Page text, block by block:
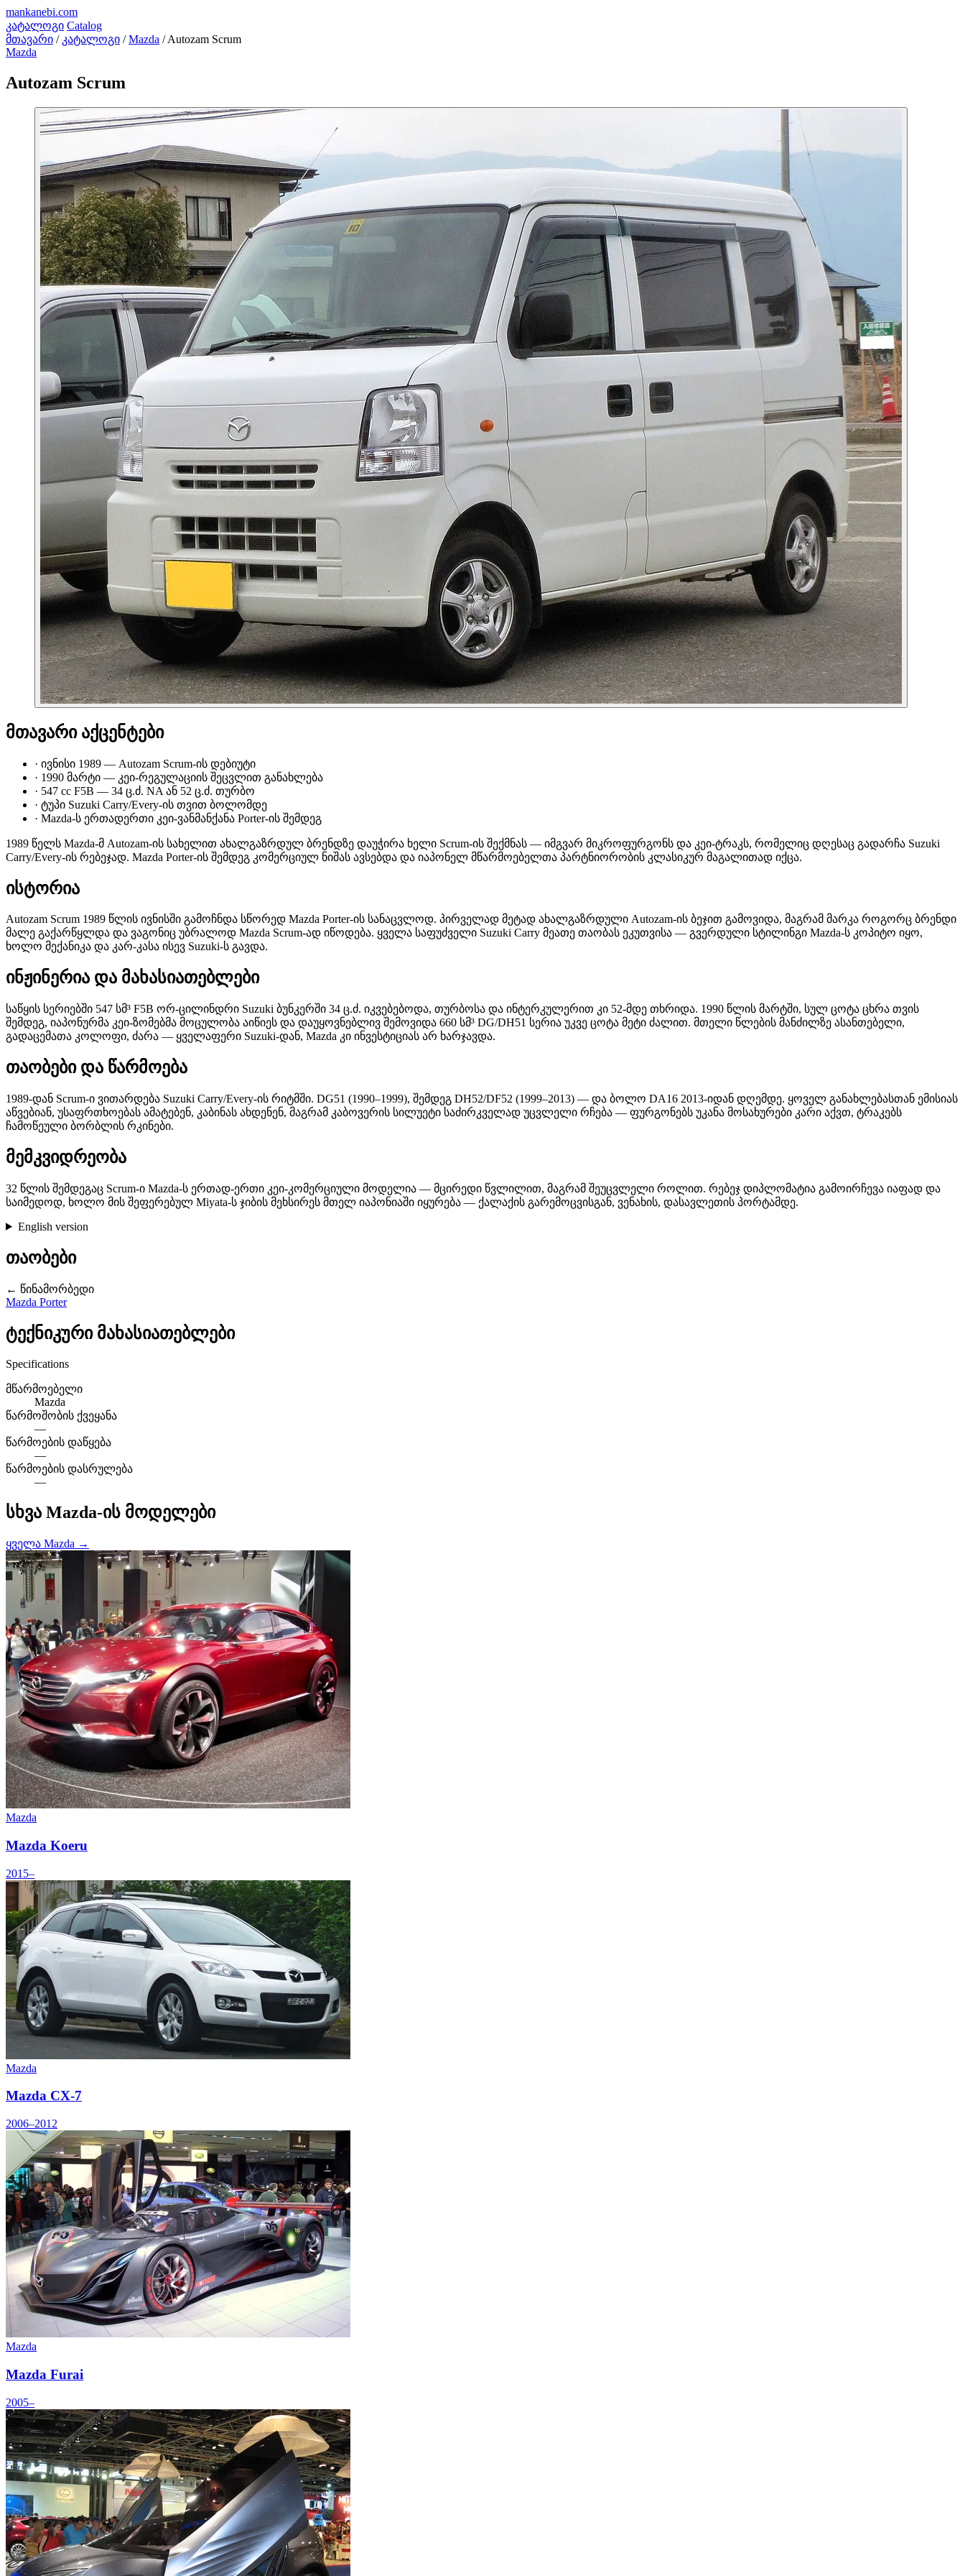
mankanebi.com
კატალოგი Catalog
მთავარი / კატალოგი / Mazda / Autozam Scrum
Mazda
Autozam Scrum
მთავარი აქცენტები
· ივნისი 1989 — Autozam Scrum-ის დებიუტი
· 1990 მარტი — კეი-რეგულაციის შეცვლით განახლება
· 547 сс F5B — 34 ც.ძ. NA ან 52 ც.ძ. თურბო
· ტუპი Suzuki Carry/Every-ის თვით ბოლომდე
· Mazda-ს ერთადერთი კეი-ვანმანქანა Porter-ის შემდეგ
1989 წელს Mazda-მ Autozam-ის სახელით ახალგაზრდულ ბრენდზე დაუჭირა ხელი Scrum-ის შექმნას — იმგვარ მიკროფურგონს და კეი-ტრაკს, რომელიც დღესაც გადარჩა Suzuki
Carry/Every-ის რებეჯად. Mazda Porter-ის შემდეგ კომერციულ ნიშას ავსებდა და იაპონელ მწარმოებელთა პარტნიორობის კლასიკურ მაგალითად იქცა.
ისტორია
Autozam Scrum 1989 წლის ივნისში გამოჩნდა სწორედ Mazda Porter-ის სანაცვლოდ. პირველად მეტად ახალგაზრდული Autozam-ის ბეჯით გამოვიდა, მაგრამ მარკა როგორც ბრენდი
მალე გაქარწყლდა და ვაგონიც უბრალოდ Mazda Scrum-ად იწოდება. ყველა საფუძველი Suzuki Carry მეათე თაობას ეკუთვისა — გვერდული სტილინგი Mazda-ს კოპიტო იყო,
ხოლო მექანიკა და კარ-კასა ისევ Suzuki-ს გავდა.
ინჟინერია და მახასიათებლები
საწყის სერიებში 547 სმ³ F5B ორ-ცილინდრი Suzuki ბუნკერში 34 ც.ძ. იკვებებოდა, თურბოსა და ინტერკულერით კი 52-მდე თხრიდა. 1990 წლის მარტში, სულ ცოტა ცხრა თვის
შემდეგ, იაპონურმა კეი-ზომებმა მოცულობა აიწიეს და დაუყოვნებლივ შემოვიდა 660 სმ³ DG/DH51 სერია უკვე ცოტა მეტი ძალით. მთელი წლების მანძილზე ასანთებელი,
გადაცემათა კოლოფი, ძარა — ყველაფერი Suzuki-დან, Mazda კი ინვესტიციას არ ხარჯავდა.
თაობები და წარმოება
1989-დან Scrum-ი ვითარდება Suzuki Carry/Every-ის რიტმში. DG51 (1990–1999), შემდეგ DH52/DF52 (1999–2013) — და ბოლო DA16 2013-იდან დღემდე. ყოველ განახლებასთან ემისიას
აწვებიან, უსაფრთხოებას ამატებენ, კაბინას ახდენენ, მაგრამ კაბოვერის სილუეტი საძირკველად უცვლელი რჩება — ფურგონებს უკანა მოსახურები კარი აქვთ, ტრაკებს
ჩამოწეული ბორბლის რკინები.
მემკვიდრეობა
32 წლის შემდეგაც Scrum-ი Mazda-ს ერთად-ერთი კეი-კომერციული მოდელია — მცირედი წვლილით, მაგრამ შეუცვლელი როლით. რებეჯ დიპლომატია გამოირჩევა იაფად და
საიმედოდ, ხოლო მის შეფერებულ Miyata-ს ჯიბის მეხსირეს მთელ იაპონიაში იყურება — ქალაქის გარემოცვისგან, ვენახის, დასავლეთის პორტამდე.
English version
თაობები
← წინამორბედი
Mazda Porter
ტექნიკური მახასიათებლები
Specifications
მწარმოებელი
Mazda
წარმოშობის ქვეყანა
—
წარმოების დაწყება
—
წარმოების დასრულება
—
სხვა Mazda-ის მოდელები
ყველა Mazda →
Mazda
Mazda Koeru
2015–
Mazda
Mazda CX-7
2006–2012
Mazda
Mazda Furai
2005–